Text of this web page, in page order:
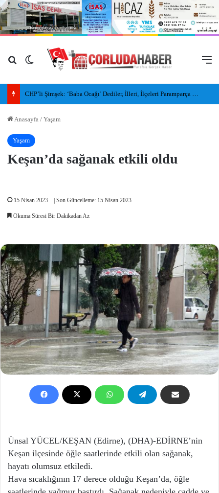
Arama yap ...
Dış görünümü değiştir
Anasayfa / Yaşam
Yaşam
Keşan’da sağanak etkili oldu
15 Nisan 2023 | Son Güncelleme: 15 Nisan 2023
Okuma Süresi Bir Dakikadan Az
Ünsal YÜCEL/KEŞAN (Edirne), (DHA)-EDİRNE’nin
Keşan ilçesinde öğle saatlerinde etkili olan sağanak,
hayatı olumsuz etkiledi.
Hava sıcaklığının 17 derece olduğu Keşan’da, öğle